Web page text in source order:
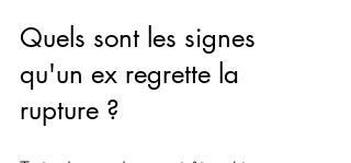
Quels sont les signes
qu'un ex regrette la
rupture ?